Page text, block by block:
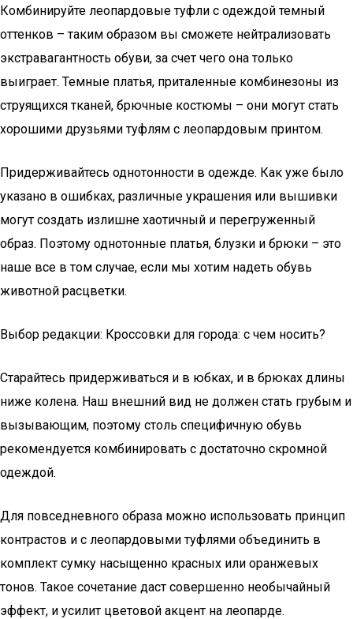
Комбинируйте леопардовые туфли с одеждой темный
оттенков – таким образом вы сможете нейтрализовать
экстравагантность обуви, за счет чего она только
выиграет. Темные платья, приталенные комбинезоны из
струящихся тканей, брючные костюмы – они могут стать
хорошими друзьями туфлям с леопардовым принтом.
Придерживайтесь однотонности в одежде. Как уже было
указано в ошибках, различные украшения или вышивки
могут создать излишне хаотичный и перегруженный
образ. Поэтому однотонные платья, блузки и брюки – это
наше все в том случае, если мы хотим надеть обувь
животной расцветки.
Выбор редакции: Кроссовки для города: с чем носить?
Старайтесь придерживаться и в юбках, и в брюках длины
ниже колена. Наш внешний вид не должен стать грубым и
вызывающим, поэтому столь специфичную обувь
рекомендуется комбинировать с достаточно скромной
одеждой.
Для повседневного образа можно использовать принцип
контрастов и с леопардовыми туфлями объединить в
комплект сумку насыщенно красных или оранжевых
тонов. Такое сочетание даст совершенно необычайный
эффект, и усилит цветовой акцент на леопарде.